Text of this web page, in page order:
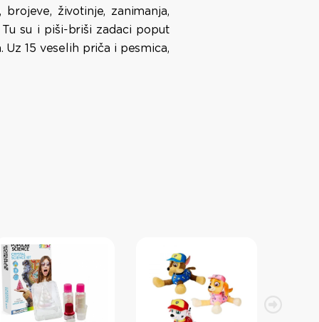
životinje, zanimanja,
su i piši-briši zadaci poput
15 veselih priča i pesmica,